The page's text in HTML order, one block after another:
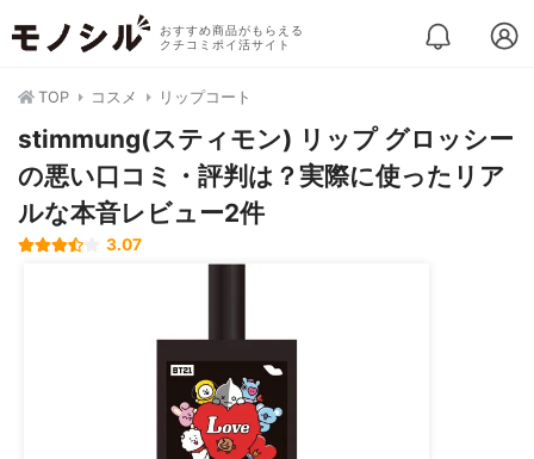
おすすめ商品がもらえる
クチコミポイ活サイト
TOP コスメ リップコート
stimmung(スティモン) リップ グロッシー
の悪い口コミ・評判は？実際に使ったリア
ルな本音レビュー2件
3.07